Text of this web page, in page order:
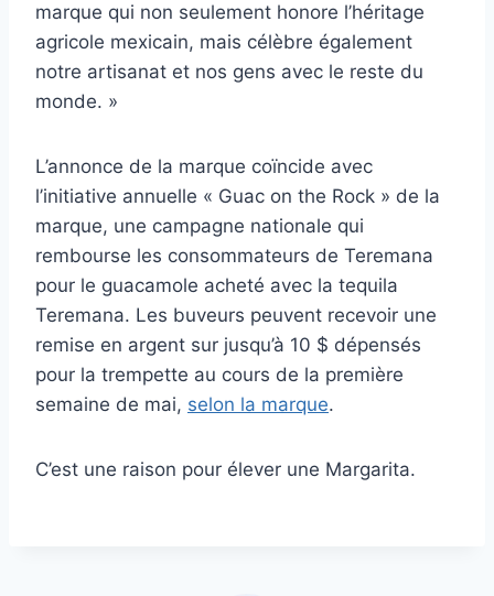
marque qui non seulement honore l’héritage
agricole mexicain, mais célèbre également
notre artisanat et nos gens avec le reste du
monde. »
L’annonce de la marque coïncide avec
l’initiative annuelle « Guac on the Rock » de la
marque, une campagne nationale qui
rembourse les consommateurs de Teremana
pour le guacamole acheté avec la tequila
Teremana. Les buveurs peuvent recevoir une
remise en argent sur jusqu’à 10 $ dépensés
pour la trempette au cours de la première
semaine de mai, selon la marque.
C’est une raison pour élever une Margarita.